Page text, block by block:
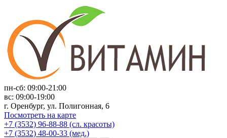
пн-сб: 09:00-21:00
вс: 09:00-19:00
г. Оренбург, ул. Полигонная, 6
Посмотреть на карте
+7 (3532) 96-88-88 (сл. красоты)
+7 (3532) 48-00-33 (мед.)